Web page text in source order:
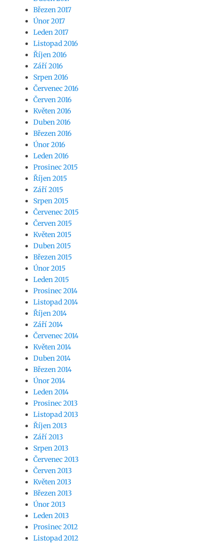
Březen 2017
Únor 2017
Leden 2017
Listopad 2016
Říjen 2016
Září 2016
Srpen 2016
Červenec 2016
Červen 2016
Květen 2016
Duben 2016
Březen 2016
Únor 2016
Leden 2016
Prosinec 2015
Říjen 2015
Září 2015
Srpen 2015
Červenec 2015
Červen 2015
Květen 2015
Duben 2015
Březen 2015
Únor 2015
Leden 2015
Prosinec 2014
Listopad 2014
Říjen 2014
Září 2014
Červenec 2014
Květen 2014
Duben 2014
Březen 2014
Únor 2014
Leden 2014
Prosinec 2013
Listopad 2013
Říjen 2013
Září 2013
Srpen 2013
Červenec 2013
Červen 2013
Květen 2013
Březen 2013
Únor 2013
Leden 2013
Prosinec 2012
Listopad 2012